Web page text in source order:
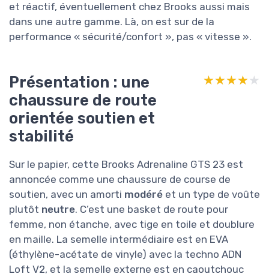
et réactif, éventuellement chez Brooks aussi mais
dans une autre gamme. Là, on est sur de la
performance « sécurité/confort », pas « vitesse ».
Présentation : une
chaussure de route
orientée soutien et
stabilité
★★★★★
★★★★★
Sur le papier, cette Brooks Adrenaline GTS 23 est
annoncée comme une chaussure de course de
soutien, avec un amorti modéré et un type de voûte
plutôt neutre. C’est une basket de route pour
femme, non étanche, avec tige en toile et doublure
en maille. La semelle intermédiaire est en EVA
(éthylène-acétate de vinyle) avec la techno ADN
Loft V2, et la semelle externe est en caoutchouc